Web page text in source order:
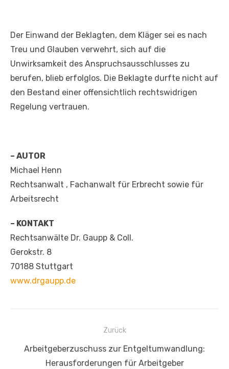
Der Einwand der Beklagten, dem Kläger sei es nach
Treu und Glauben verwehrt, sich auf die
Unwirksamkeit des Anspruchsausschlusses zu
berufen, blieb erfolglos. Die Beklagte durfte nicht auf
den Bestand einer offensichtlich rechtswidrigen
Regelung vertrauen.
– AUTOR
Michael Henn
Rechtsanwalt , Fachanwalt für Erbrecht sowie für
Arbeitsrecht
– KONTAKT
Rechtsanwälte Dr. Gaupp & Coll.
Gerokstr. 8
70188 Stuttgart
www.drgaupp.de
Beitragsnavigation
Zurück
Vorheriger
Arbeitgeberzuschuss zur Entgeltumwandlung:
Herausforderungen für Arbeitgeber